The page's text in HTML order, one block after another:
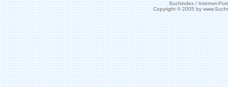
Suchindex / Internet-
Copyright © 2005 by